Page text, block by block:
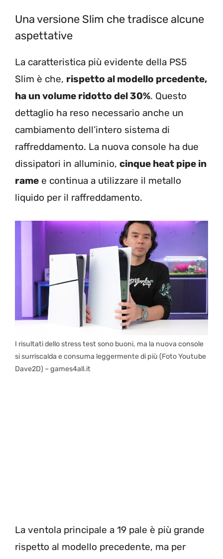
Una versione Slim che tradisce alcune
aspettative
La caratteristica più evidente della PS5
Slim è che, rispetto al modello prcedente,
ha un volume ridotto del 30%. Questo
dettaglio ha reso necessario anche un
cambiamento dell’intero sistema di
raffreddamento. La nuova console ha due
dissipatori in alluminio, cinque heat pipe in
rame e continua a utilizzare il metallo
liquido per il raffreddamento.
I risultati dello stress test sono buoni, ma la nuova console
si surriscalda e consuma leggermente di più (Foto Youtube
Dave2D) – games4all.it
La ventola principale a 19 pale è più grande
rispetto al modello precedente, ma per